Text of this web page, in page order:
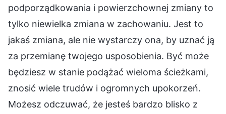
podporządkowania i powierzchownej zmiany to
tylko niewielka zmiana w zachowaniu. Jest to
jakaś zmiana, ale nie wystarczy ona, by uznać ją
za przemianę twojego usposobienia. Być może
będziesz w stanie podążać wieloma ścieżkami,
znosić wiele trudów i ogromnych upokorzeń.
Możesz odczuwać, że jesteś bardzo blisko z